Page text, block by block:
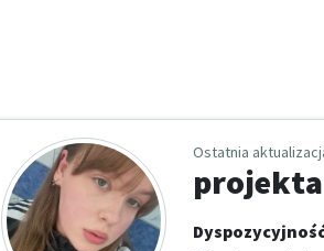
Ostatnia